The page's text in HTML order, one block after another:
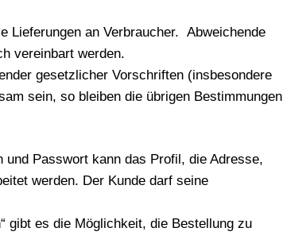
Lieferungen an Verbraucher. Abweichende
vereinbart werden.
gesetzlicher Vorschriften (insbesondere
sein, so bleiben die übrigen Bestimmungen
und Passwort kann das Profil, die Adresse,
werden. Der Kunde darf seine
gibt es die Möglichkeit, die Bestellung zu